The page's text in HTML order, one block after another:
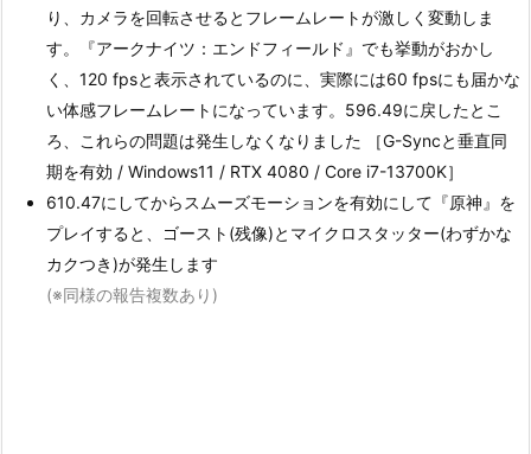
り、カメラを回転させるとフレームレートが激しく変動しま
す。『アークナイツ：エンドフィールド』でも挙動がおかし
く、120 fpsと表示されているのに、実際には60 fpsにも届かな
い体感フレームレートになっています。596.49に戻したとこ
ろ、これらの問題は発生しなくなりました ［G-Syncと垂直同
期を有効 / Windows11 / RTX 4080 / Core i7-13700K］
610.47にしてからスムーズモーションを有効にして『原神』を
プレイすると、ゴースト(残像)とマイクロスタッター(わずかな
カクつき)が発生します
(※同様の報告複数あり)